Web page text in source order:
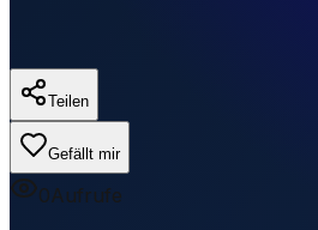
Teilen
Gefällt mir
0Aufrufe